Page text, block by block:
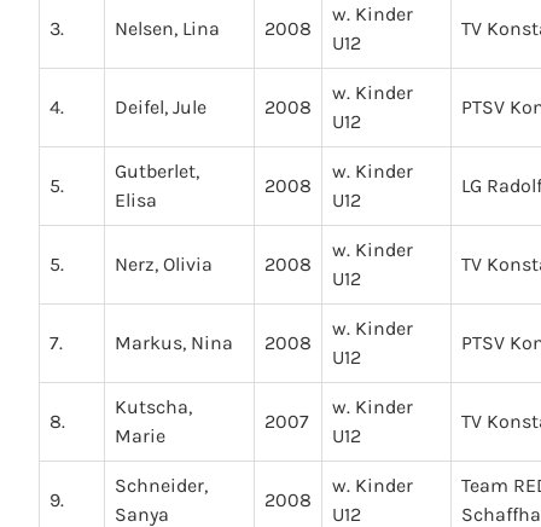
3. Nelsen, Lina 2008
w. Kinder
U12
TV
4. Deifel, Jule 2008
w. Kinder
U12
PTSV
5.
Gutberlet,
Elisa
2008
w. Kinder
U12
LG
5. Nerz, Olivia 2008
w. Kinder
U12
TV
7. Markus, Nina 2008
w. Kinder
U12
PTSV
8.
Kutscha,
Marie
2007
w. Kinder
U12
TV
9.
Schneider,
Sanya
2008
w. Kinder
U12
Team